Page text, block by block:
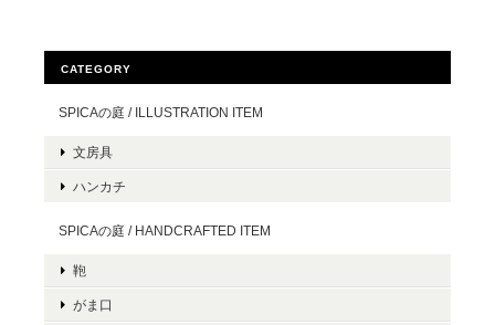
CATEGORY
SPICAの庭 / ILLUSTRATION ITEM
文房具
ハンカチ
SPICAの庭 / HANDCRAFTED ITEM
鞄
がま口